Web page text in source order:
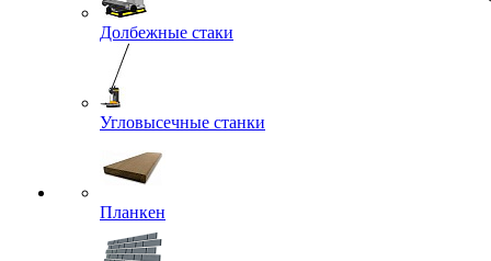
Долбежные стаки
Угловысечные станки
Планкен